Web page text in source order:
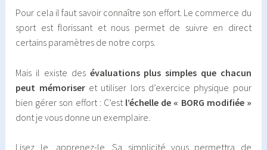
Pour cela il faut savoir connaître son effort. Le commerce du
sport est florissant et nous permet de suivre en direct
certains paramètres de notre corps.
Mais il existe des évaluations plus simples que chacun
peut mémoriseret utiliser lors d’exercice physique pour
bien gérer son effort : C’estl’échelle de « BORG modifiée »
dont je vous donne un exemplaire.
Lisez le, apprenez-le. Sa simplicité vous permettra de